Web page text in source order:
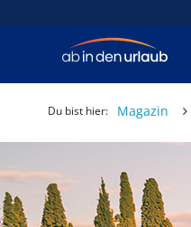
Du bist hier: Magazin